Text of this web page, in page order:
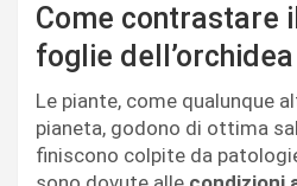
Come contrastare
foglie dell’orchidea
Le piante, come qualunque
pianeta, godono di ottima
finiscono colpite da